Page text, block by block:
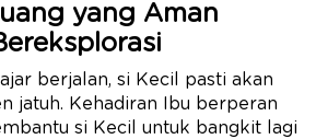
yang Aman
berjalan, si Kecil pasti akan
jatuh. Kehadiran Ibu berperan
si Kecil untuk bangkit lagi